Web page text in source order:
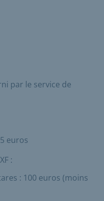
par le service de
euros
:
: 100 euros (moins